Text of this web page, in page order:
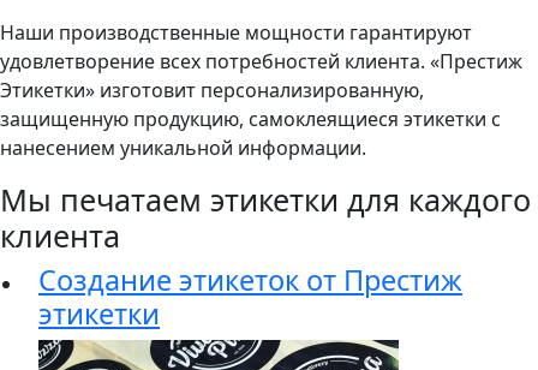
Наши производственные мощности гарантируют
удовлетворение всех потребностей клиента. «Престиж
Этикетки» изготовит персонализированную,
защищенную продукцию, самоклеящиеся этикетки с
нанесением уникальной информации.
Мы печатаем этикетки для каждого
клиента
Создание этикеток от Престиж
этикетки